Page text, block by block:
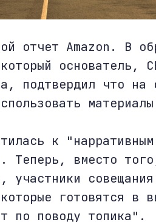
отчет Amazon. В
основатель,
подтвердил что на
к
Теперь, вместо
участники
готовятся в
по поводу топика".